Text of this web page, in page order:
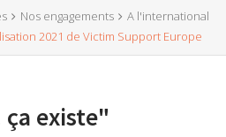
Nos engagements
A l'international
2021 de Victim Support Europe
existe"